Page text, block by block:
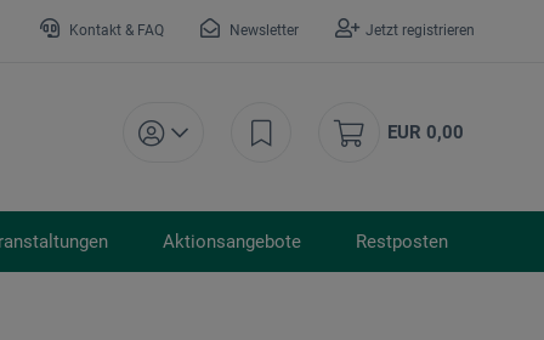
Kontakt & FAQ Newsletter Jetzt registrieren
EUR 0,00
Aktionsangebote Restposten